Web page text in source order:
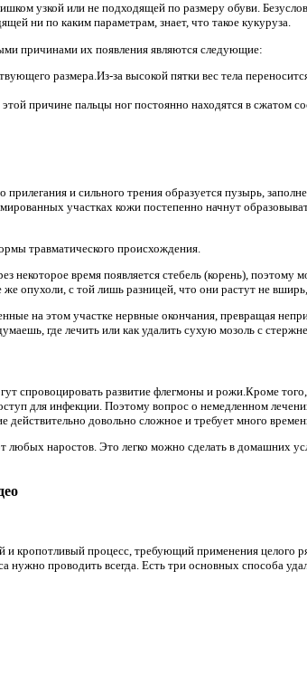
узкой или не подходящей по размеру обуви.
ни по каким параметрам, знает, что такое кукуруза.
причинами их появления являются следующие:
размера.Из-за высокой пятки вес тела
причине пальцы ног постоянно находятся в сжатом
и сильного трения образуется пузырь,
участках кожи постепенно начнут
травматического происхождения.
время появляется стебель (корень), поэтому
опухоли, с той лишь разницей, что они растут не вширь,
на этом участке нервные окончания, превращая
где лечить или как удалить сухую мозоль с
спровоцировать развитие флегмоны и рожи.Кроме
для инфекции. Поэтому вопрос о немедленном
довольно сложное и требует много
любых наростов. Это легко можно сделать в домашних
кропотливый процесс, требующий применения целого
проводить всегда. Есть три основных способа